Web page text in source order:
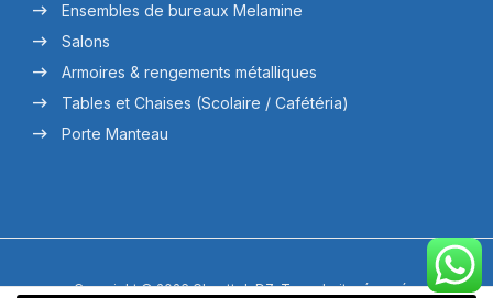
Ensembles de bureaux Melamine
Salons
Armoires & rengements métalliques
Tables et Chaises (Scolaire / Cafétéria)
Porte Manteau
Copyright © 2026 Ghosttek DZ. Tous droits réservés.